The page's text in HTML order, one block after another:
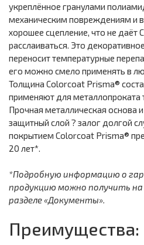
укреплённое гранулами
механическим повреждениям и
хорошее сцепление, что не даёт
расслаиваться. Это
переносит температурные
его можно смело применять в
Толщина Colorcoat Prisma®
применяют для
Прочная металлическая основа
защитный слой ? залог долгой
покрытием Colorcoat Prisma®
20 лет*.
*Подробную информацию о
продукцию можно получить
разделе «Документы».
Преимущества: